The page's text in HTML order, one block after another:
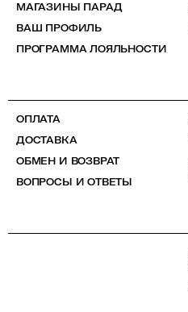
МАГАЗИНЫ ПАРАД
ВАШ ПРОФИЛЬ
ПРОГРАММА ЛОЯЛЬНОСТИ
ОПЛАТА
ДОСТАВКА
ОБМЕН И ВОЗВРАТ
ВОПРОСЫ И ОТВЕТЫ